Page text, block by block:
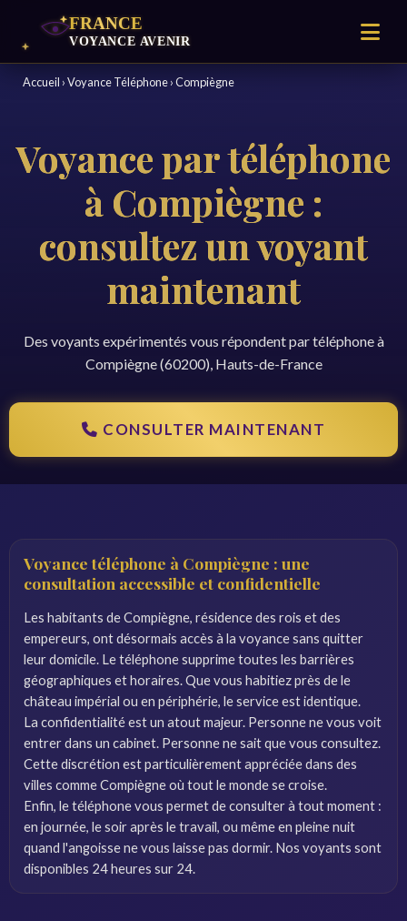
Accueil ›Voyance Téléphone›Compiègne
Voyance par téléphone
à Compiègne :
consultez un voyant
maintenant
Des voyants expérimentés vous répondent par téléphone à
Compiègne (60200), Hauts-de-France
CONSULTER MAINTENANT
Voyance téléphone à Compiègne : une
consultation accessible et confidentielle
Les habitants de Compiègne, résidence des rois et des
empereurs, ont désormais accès à la voyance sans quitter
leur domicile. Le téléphone supprime toutes les barrières
géographiques et horaires. Que vous habitiez près de le
château impérial ou en périphérie, le service est identique.
La confidentialité est un atout majeur. Personne ne vous voit
entrer dans un cabinet. Personne ne sait que vous consultez.
Cette discrétion est particulièrement appréciée dans des
villes comme Compiègne où tout le monde se croise.
Enfin, le téléphone vous permet de consulter à tout moment :
en journée, le soir après le travail, ou même en pleine nuit
quand l'angoisse ne vous laisse pas dormir. Nos voyants sont
disponibles 24 heures sur 24.